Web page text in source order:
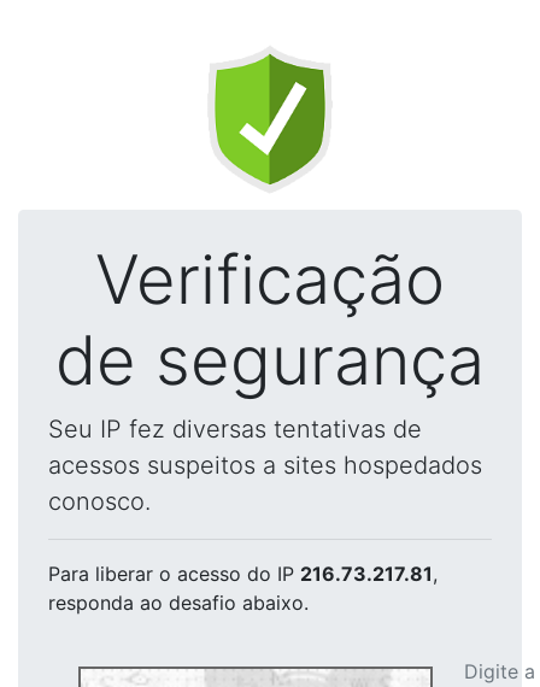
Verificação
de segurança
Seu IP fez diversas tentativas de
acessos suspeitos a sites hospedados
conosco.
Para liberar o acesso do IP 216.73.217.81,
responda ao desafio abaixo.
Digite